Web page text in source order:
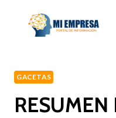
GACETAS
RESUMEN